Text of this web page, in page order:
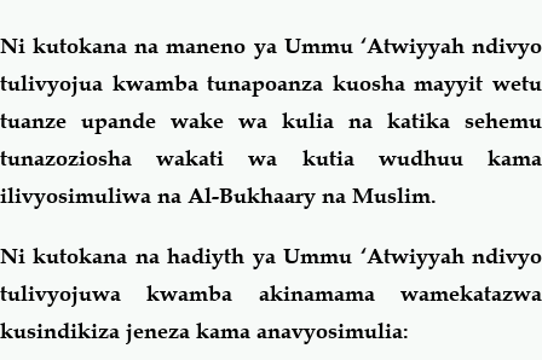
Ni kutokana na maneno ya Ummu ‘Atwiyyah ndivyo
tulivyojua kwamba tunapoanza kuosha mayyit wetu
tuanze upande wake wa kulia na katika sehemu
tunazoziosha wakati wa kutia wudhuu kama
ilivyosimuliwa na Al-Bukhaary na Muslim.
Ni kutokana na hadiyth ya Ummu ‘Atwiyyah ndivyo
tulivyojuwa kwamba akinamama wamekatazwa
kusindikiza jeneza kama anavyosimulia: